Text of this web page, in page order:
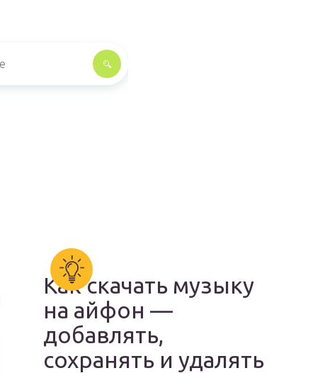
Как скачать музыку
на айфон —
добавлять,
сохранять и удалять